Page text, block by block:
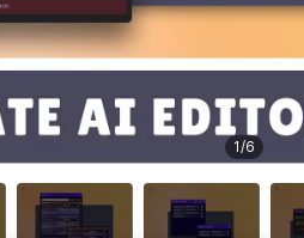
1/6